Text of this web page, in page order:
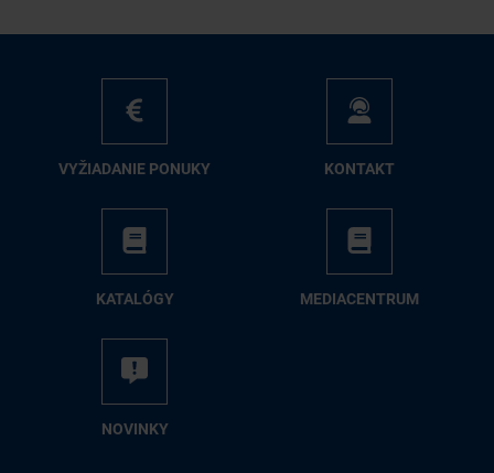
VY­ŽIA­DA­NIE PO­NU­KY KON­TAKT
KA­TA­LÓ­GY ME­DIA­CEN­TRUM
NO­VIN­KY